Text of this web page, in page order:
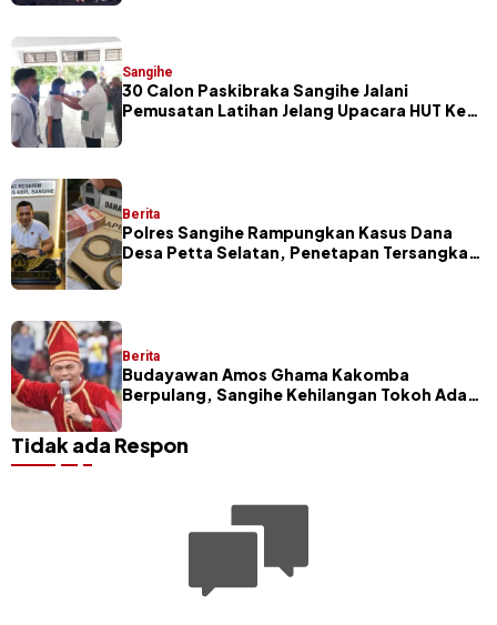
Sangihe
30 Calon Paskibraka Sangihe Jalani
Pemusatan Latihan Jelang Upacara HUT Ke-
Berita
Polres Sangihe Rampungkan Kasus Dana
Desa Petta Selatan, Penetapan Tersangka
Berita
Budayawan Amos Ghama Kakomba
Berpulang, Sangihe Kehilangan Tokoh Adat
Tidak ada Respon